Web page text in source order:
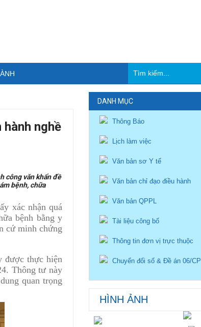
nghề
công văn khẩn đề
bệnh, chữa
xác nhận quá
bệnh bằng y
cứ minh chứng
được thực hiện
Thông tư này
quan trọng
DANH MỤC
Thông Báo
Lịch làm việc
Văn bản sơ Y tế
Văn bản chỉ đạo điều hành
Văn bản QPPL
Tài liệu công bố
Thông tin đơn vị trực thuộc
Chuyển đổi số & Đề án 06/CP
HÌNH ẢNH